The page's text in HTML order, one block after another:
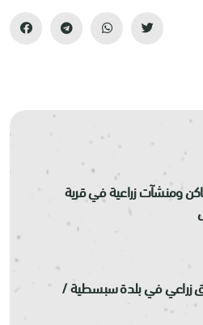
ومنشآت زراعية في قرية
زراعي في بلدة سبسطية /